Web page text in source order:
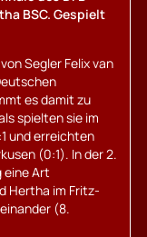
BSC. Gespielt
Segler Felix van
es damit zu
spielten sie im
und erreichten
(0:1). In der 2.
eine Art
Hertha im Fritz-
(8.